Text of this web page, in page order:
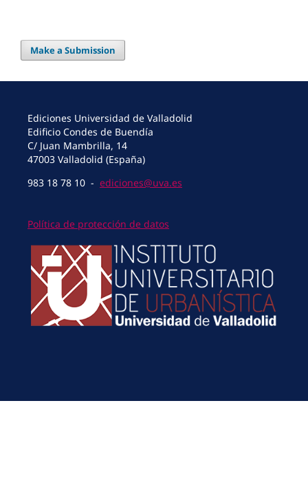
Make a Submission
Ediciones Universidad de Valladolid
Edificio Condes de Buendía
C/ Juan Mambrilla, 14
47003 Valladolid (España)
983 18 78 10 - ediciones@uva.es
Política de protección de datos